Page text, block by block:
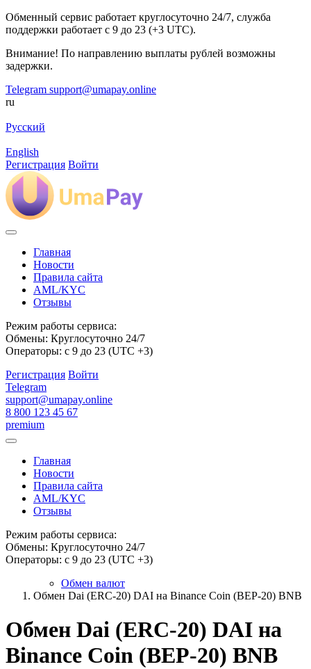
Обменный сервис работает круглосуточно 24/7, служба
поддержки работает с 9 до 23 (+3 UTC).
Внимание! По направлению выплаты рублей возможны
задержки.
Telegram support@umapay.online
ru
Русский
English
Регистрация Войти
Главная
Новости
Правила сайта
AML/KYC
Отзывы
Режим работы сервиса:
Обмены: Круглосуточно 24/7
Операторы: с 9 до 23 (UTC +3)
Регистрация Войти
Telegram
support@umapay.online
8 800 123 45 67
premium
Главная
Новости
Правила сайта
AML/KYC
Отзывы
Режим работы сервиса:
Обмены: Круглосуточно 24/7
Операторы: с 9 до 23 (UTC +3)
Обмен валют
Обмен Dai (ERC-20) DAI на Binance Coin (BEP-20) BNB
Обмен Dai (ERC-20) DAI на
Binance Coin (BEP-20) BNB